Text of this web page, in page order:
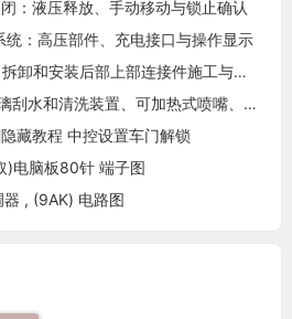
：液压释放、手动移动与锁止确认
：高压部件、充电接口与操作显示
安装后部上部连接件施工与复检标准
热式喷嘴、大灯清洗装置, (9PF),(L0R), 自 2018 年 7 月起 电路图
藏教程 中控设置车门解锁
)电脑板80针 端子图
, (9AK) 电路图